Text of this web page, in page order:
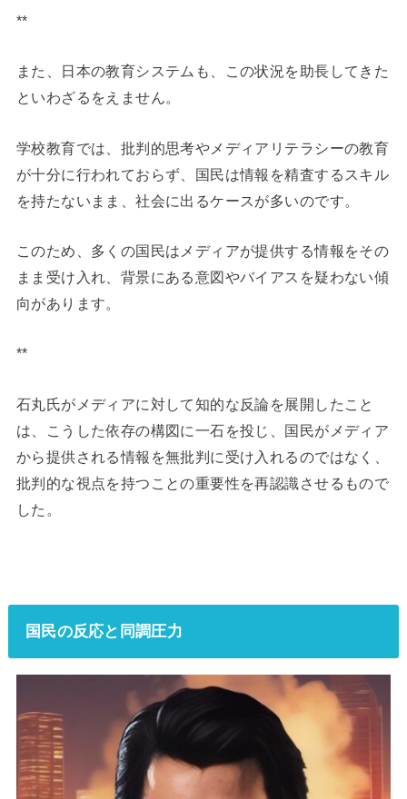
**
また、日本の教育システムも、この状況を助長してきた
といわざるをえません。
学校教育では、批判的思考やメディアリテラシーの教育
が十分に行われておらず、国民は情報を精査するスキル
を持たないまま、社会に出るケースが多いのです。
このため、多くの国民はメディアが提供する情報をその
まま受け入れ、背景にある意図やバイアスを疑わない傾
向があります。
**
石丸氏がメディアに対して知的な反論を展開したこと
は、こうした依存の構図に一石を投じ、国民がメディア
から提供される情報を無批判に受け入れるのではなく、
批判的な視点を持つことの重要性を再認識させるもので
した。
国民の反応と同調圧力